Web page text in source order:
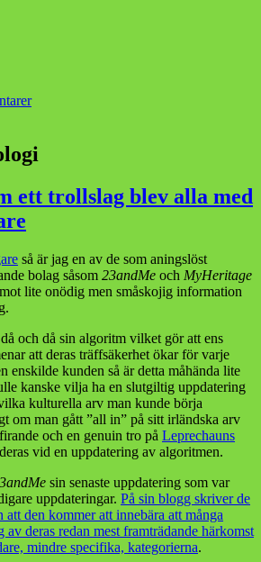
ett trollslag blev alla med
så är jag en av de som aningslöst
bolag såsom 23andMe och MyHeritage
lite onödig men småskojig information
och då sin algoritm vilket gör att ens
att deras träffsäkerhet ökar för varje
enskilde kunden så är detta måhända lite
kanske vilja ha en slutgiltig uppdatering
kulturella arv man kunde börja
om man gått ”all in” på sitt irländska arv
och en genuin tro på Leprechauns
vid en uppdatering av algoritmen.
sin senaste uppdatering som var
uppdateringar. På sin blogg skriver de
att den kommer att innebära att många
av deras redan mest framträdande härkomst
mindre specifika, kategorierna.